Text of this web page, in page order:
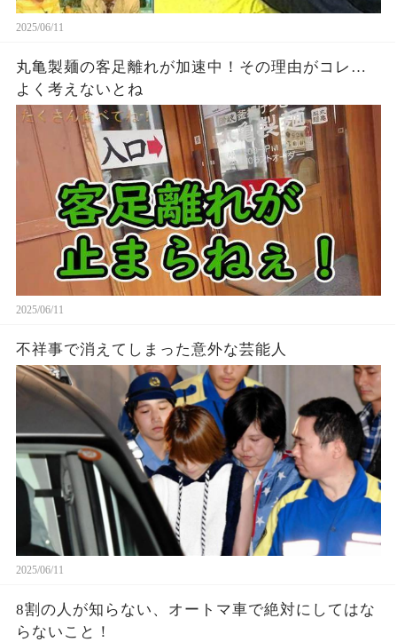
2025/06/11
丸亀製麺の客足離れが加速中！その理由がコレ…
よく考えないとね
2025/06/11
不祥事で消えてしまった意外な芸能人
2025/06/11
8割の人が知らない、オートマ車で絶対にしてはな
らないこと！